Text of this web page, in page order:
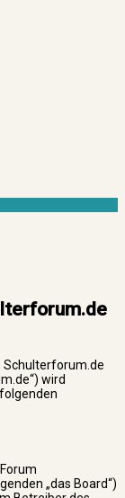
Schulterforum.de
wird
„das Board“)